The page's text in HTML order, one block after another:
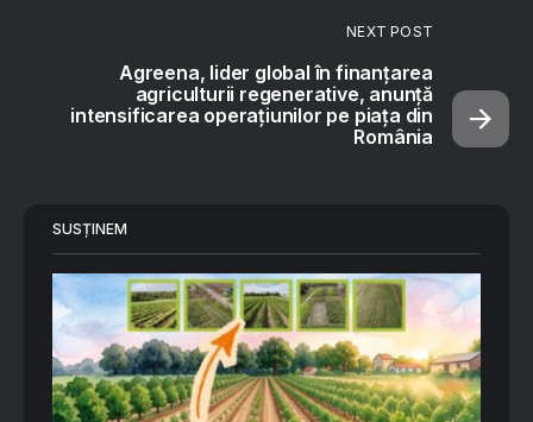
NEXT POST
Agreena, lider global în finanțarea
agriculturii regenerative, anunță
intensificarea operațiunilor pe piața din
România
SUSȚINEM